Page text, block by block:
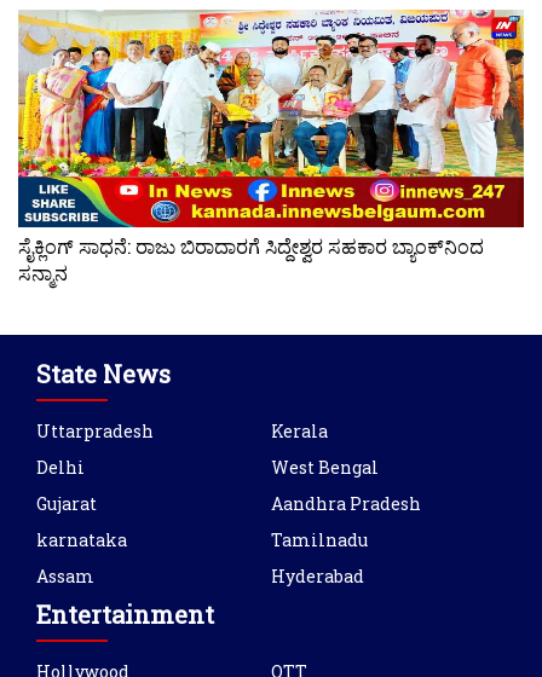
ಸೈಕ್ಲಿಂಗ್ ಸಾಧನೆ: ರಾಜು ಬಿರಾದಾರಗೆ ಸಿದ್ದೇಶ್ವರ ಸಹಕಾರ ಬ್ಯಾಂಕ್‌ನಿಂದ
ಸನ್ಮಾನ
State News
Uttarpradesh
Delhi
Gujarat
karnataka
Assam
Kerala
West Bengal
Aandhra Pradesh
Tamilnadu
Hyderabad
Entertainment
Hollywood OTT